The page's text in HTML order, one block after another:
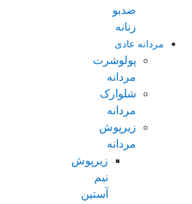
ضدبو
زنانه
مردانه عادی
پولوشرت
مردانه
شلوارک
مردانه
زیرپوش
مردانه
زیرپوش
نیم
آستین